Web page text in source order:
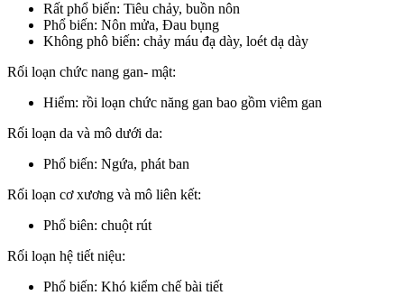
Rất phổ biến: Tiêu chảy, buồn nôn
Phổ biến: Nôn mửa, Đau bụng
Không phô biến: chảy máu đạ dày, loét dạ dày
Rối loạn chức nang gan- mật:
Hiểm: rồi loạn chức năng gan bao gồm viêm gan
Rối loạn da và mô dưới da:
Phổ biến: Ngứa, phát ban
Rối loạn cơ xương và mô liên kết:
Phổ biên: chuột rút
Rối loạn hệ tiết niệu:
Phổ biến: Khó kiểm chế bài tiết